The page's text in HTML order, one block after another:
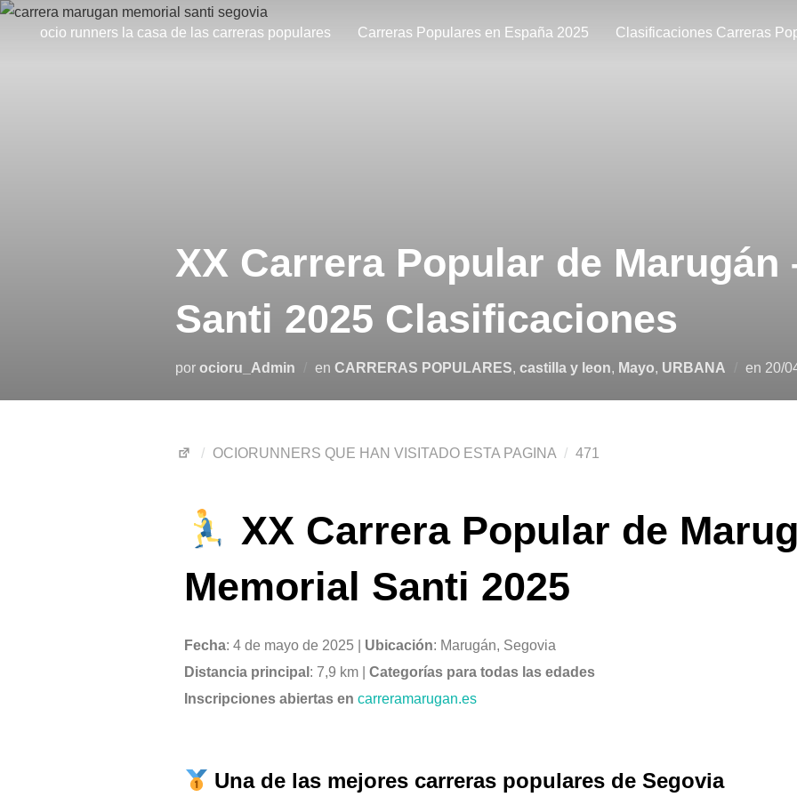
ocio runners la casa de las carreras populares Carreras Populares en España 2025 Clasificaciones Carreras
XX Carrera Popular de Marugán
Santi 2025 Clasificaciones
por ocioru_Admin en CARRERAS POPULARES, castilla y leon, Mayo, URBANA en 20/
OCIORUNNERS QUE HAN VISITADO ESTA PAGINA 471
XX Carrera Popular de
Memorial Santi 2025
Fecha: 4 de mayo de 2025 | Ubicación: Marugán, Segovia
Distancia principal : 7,9 km | Categorías para todas las edades
Inscripciones abiertas en carreramarugan.es
Una de las mejores carreras populares de Segovia